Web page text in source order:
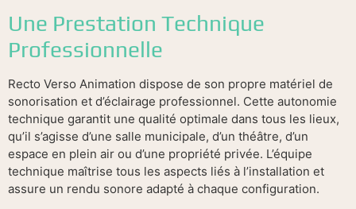
Une Prestation Technique
Professionnelle
Recto Verso Animation dispose de son propre matériel de
sonorisation et d’éclairage professionnel. Cette autonomie
technique garantit une qualité optimale dans tous les lieux,
qu’il s’agisse d’une salle municipale, d’un théâtre, d’un
espace en plein air ou d’une propriété privée. L’équipe
technique maîtrise tous les aspects liés à l’installation et
assure un rendu sonore adapté à chaque configuration.